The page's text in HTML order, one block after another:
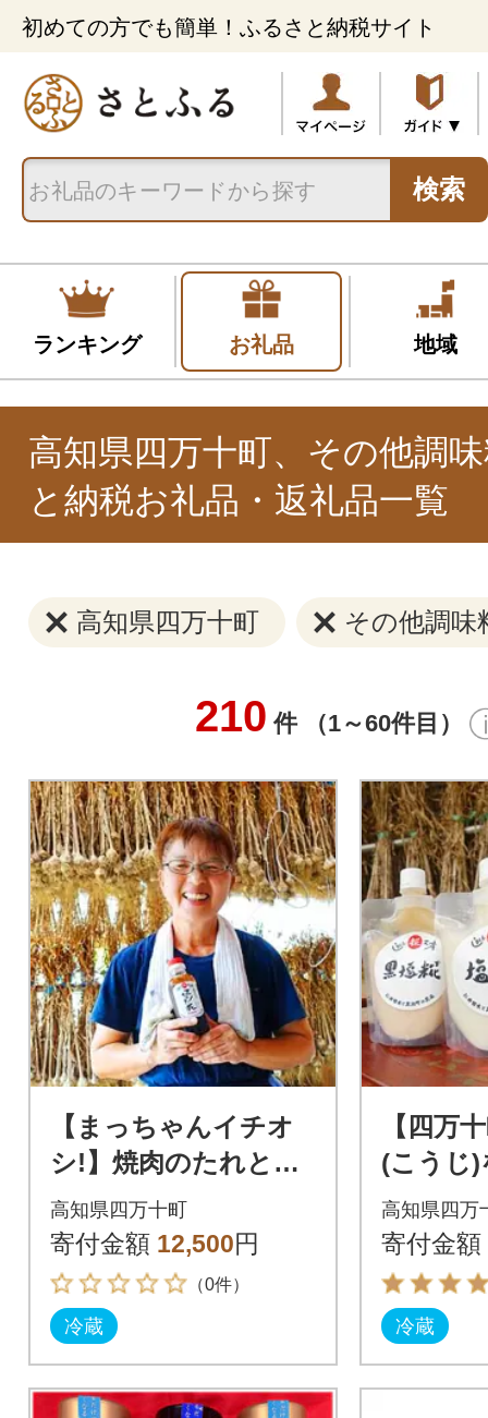
初めての方でも簡単！ふるさと納税サイト
検索
ランキング お礼品 地域
高知県四万十町、その他調
と納税お礼品・返礼品一覧
高知県四万十町 その他調味
210 件 （1～60件目）
【まっちゃんイチオ
シ!】焼肉のたれと無
添加糀の調味料セット
高知県四万十町
寄付金額 12,500円
（0件）
冷蔵
【四万
(こうじ)
の塩糀3
高知県四万
寄付金額
冷蔵